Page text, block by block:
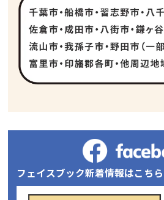
フェイスブック新着情報はこち